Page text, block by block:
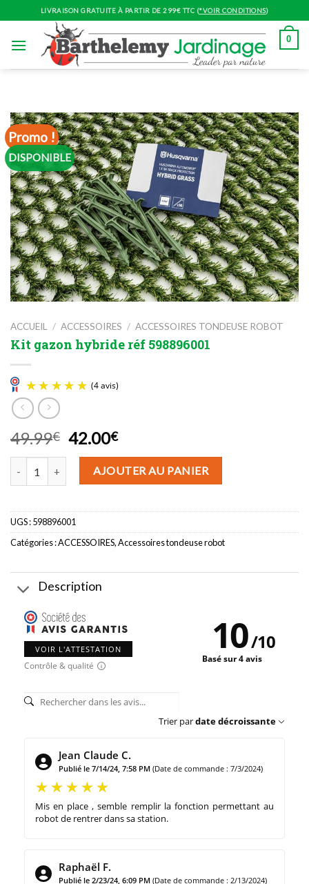
to
LIVRAISON GRATUITE À PARTIR DE 299€ TTC (*VOIR CONDITIONS)
0
Promo !
DISPONIBLE
ACCUEIL / ACCESSOIRES / ACCESSOIRES TONDEUSE ROBOT
Kit gazon hybride réf 598896001
49.99€ Le
prix
initial
était :
42.00€Le
prix
actuel
est :
AJOUTER AU PANIER
UGS :598896001
Catégories :ACCESSOIRES,Accessoires tondeuse robot
Description
VOIR L'ATTESTATION
Contrôle & qualité
10/10
Basé sur 4 avis
Trier pardate décroissante
Jean Claude C.
Publié le 7/14/24, 7:58 PM (Date de commande : 7/3/2024)
Mis en place , semble remplir la fonction permettant au
robot de rentrer dans sa station.
Raphaël F.
Publié le 2/23/24, 6:09 PM (Date de commande : 2/13/2024)